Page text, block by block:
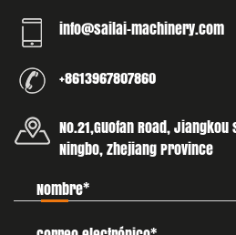
info@sailai-machinery.com
+8613967807860
No.21,Guofan Road,
Ningbo, Zhejiang Province